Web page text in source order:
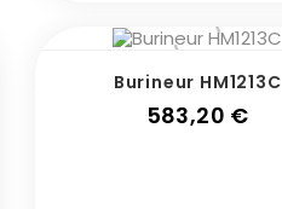
Burineur HM1213C
583,20 €Prix